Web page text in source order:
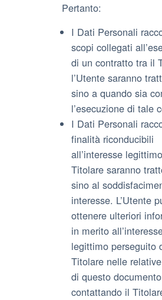
Pertanto:
I Dati Personali
scopi collegati
di un contratto tra il
l’Utente saranno
sino a quando sia
l’esecuzione di tale
I Dati Personali
finalità riconducibili
all’interesse
Titolare saranno
sino al
interesse. L’Utente
ottenere ulteriori
in merito
legittimo perseguito
Titolare nelle
di questo
contattando il